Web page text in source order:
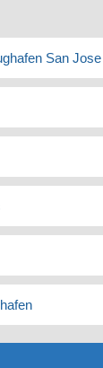
San Jose